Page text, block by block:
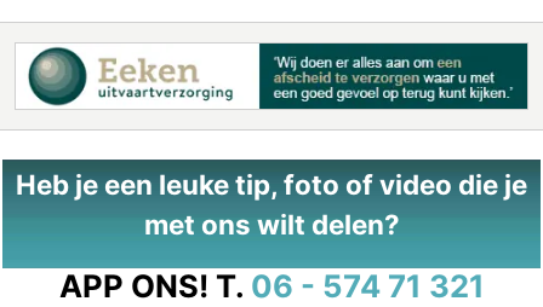
Heb je een leuke tip, foto of video die je
met ons wilt delen?
APP ONS! T. 06 - 574 71 321